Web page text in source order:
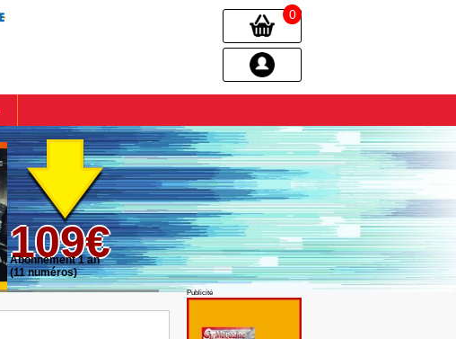
0
109€
Abonnement 1 an
(11 numéros)
Publicité